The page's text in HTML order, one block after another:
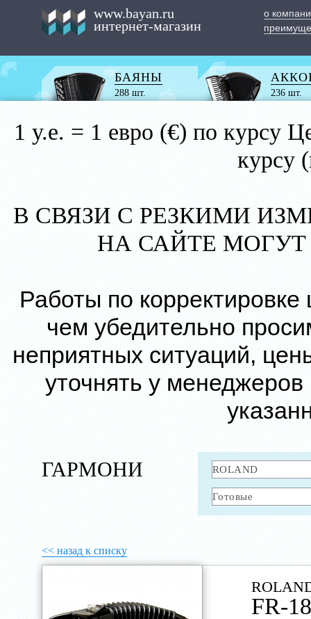
www.bayan.ru
интернет-магазин
о
БАЯНЫ
288 шт. 236 шт.
1 у.е. = 1 евро (€) по курсу
курсу
В СВЯЗИ С РЕЗКИМИ
НА САЙТЕ
Работы по
чем убедительно
неприятных ситуаций,
уточнять у
ГАРМОНИ
<< назад к списку
FR-